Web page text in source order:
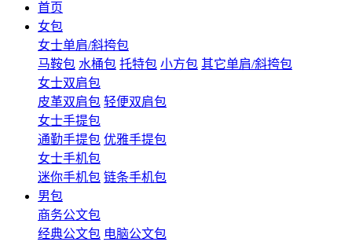
首页
女包
女士单肩/斜挎包
马鞍包 水桶包 托特包 小方包 其它单肩/斜挎包
女士双肩包
皮革双肩包 轻便双肩包
女士手提包
通勤手提包 优雅手提包
女士手机包
迷你手机包 链条手机包
男包
商务公文包
经典公文包 电脑公文包